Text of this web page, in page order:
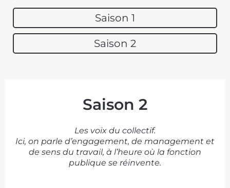
Saison 1
Saison 2
Saison 2
Les voix du collectif.
Ici, on parle d’engagement, de management et
de sens du travail, à l’heure où la fonction
publique se réinvente.